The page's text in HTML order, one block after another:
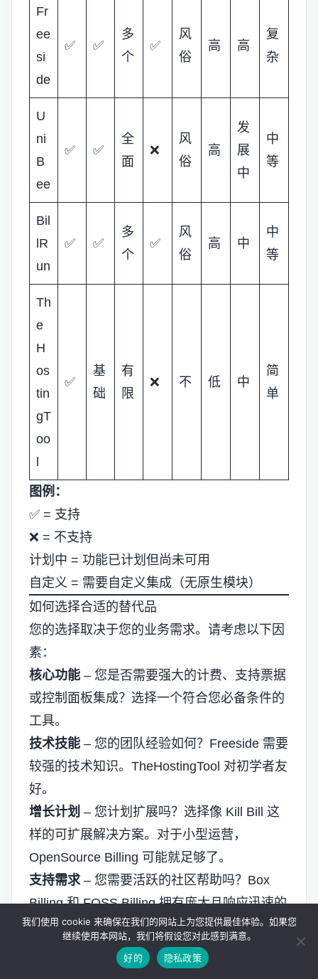
Fr
ee
si
de
✅ ✅
多
个
✅
风
俗
高 高
复
杂
U
ni
B
ee
✅ ✅
全
面
❌
风
俗
高
发
展
中
中
等
Bil
lR
un
✅ ✅
多
个
✅
风
俗
高 中
中
等
Th
e
H
os
tin
gT
oo
✅
基
础
有
限
❌ 不 低 中
简
单
图例：
✅ = 支持
❌ = 不支持
计划中 = 功能已计划但尚未可用
自定义 = 需要自定义集成（无原生模块）
如何选择合适的替代品
您的选择取决于您的业务需求。请考虑以下因
素：
核心功能 – 您是否需要强大的计费、支持票据
或控制面板集成？选择一个符合您必备条件的
工具。
技术技能 – 您的团队经验如何？Freeside 需要
较强的技术知识。TheHostingTool 对初学者友
好。
增长计划 – 您计划扩展吗？选择像 Kill Bill 这
样的可扩展解决方案。对于小型运营，
OpenSource Billing 可能就足够了。
支持需求– 您需要活跃的社区帮助吗？Box
Billing 和 FOSS Billing 拥有庞大且响应迅速的
社区。
– 如果您需要定制软件，请选择具有灵
活 API 的平台，例如 UniBee 或 Kill Bill。
我们使用 cookie 来确保在我们的网站上为您提供最佳体验。如果您
继续使用本网站，我们将假设您对此感到满意。
好的
隐私政策